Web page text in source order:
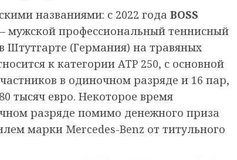
названиями: с 2022 года BOSS
мужской профессиональный теннисный
(Германия) на травяных
к категории ATP 250, с основной
в одиночном разряде и 16 пар,
тысяч евро. Некоторое время
разряде помимо денежного приза
марки Mercedes-Benz от титульного